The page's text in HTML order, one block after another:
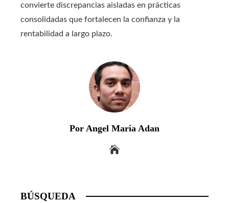
convierte discrepancias aisladas en prácticas
consolidadas que fortalecen la confianza y la
rentabilidad a largo plazo.
Por Angel Maria Adan
BÚSQUEDA